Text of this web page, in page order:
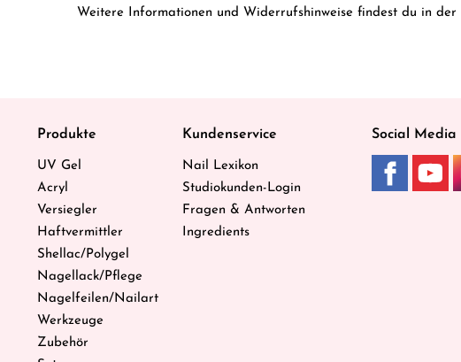
Weitere Informationen und Widerrufshinweise findest du in der
Produkte
UV Gel
Acryl
Versiegler
Haftvermittler
Shellac/Polygel
Nagellack/Pflege
Nagelfeilen/Nailart
Werkzeuge
Zubehör
Kundenservice
Nail Lexikon
Studiokunden-Login
Fragen & Antworten
Ingredients
Social Media